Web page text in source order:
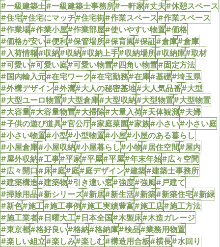
#一級建築士#一級建築士事務所#一軒家#丈夫#休憩スペース
#住宅#住宅にマッチ#住宅街#作業スペース#作業スペース
#作業場#作業小屋#作業部屋#使いやすい物置#価格
#価格が安い#便利#保管場所#保育園#保証#倉庫#倉庫
#入荷情報#収納#収納#収納上手#収納場所#収納庫#取材
#可愛い#可愛い庭#可愛い物置#四角い物置#固定方法
#国内輸入元#在宅ワーク#在宅勤務#在庫#基礎#埼玉県
#外構デザイン#外溝#大人の秘密基地#大人気品番#大型
#大型ユーロ物置#大型倉庫#大型収納#大型物置#大型物置
#大容量#大容量物置#大掃除#大量入荷#天体観測#夫婦
#子供の遊び道具#官公庁#家庭菜園#家族#小さい#小さい庭
#小さい物置#小型#小型物置#小屋#小屋のある暮らし
#小屋倉庫#小屋収納#小屋暮らし#小物#居住空間#屋内
#屋外収納#工事#平家#平屋#平屋#年末年始#広々空間
#広々開口#床#庭#庭#庭デザイン#建築#建築士事務所
#建築構造#建築物#引き違い窓#強度#強風#戸建て
#掃除用品#新シリーズ#新居#新生活#新築#新築住宅#新緑
#新色#施工#施工事例#施工実績豊富#施工店#施工方法
#施工業者#日曜大工#日本全国#木製床#木造ガレージ
#東京都#格好良い#格納#格納庫#検品#業務用物置
#楽しい組立#楽しみ#楽しむ#構造用合板#横長#水回り